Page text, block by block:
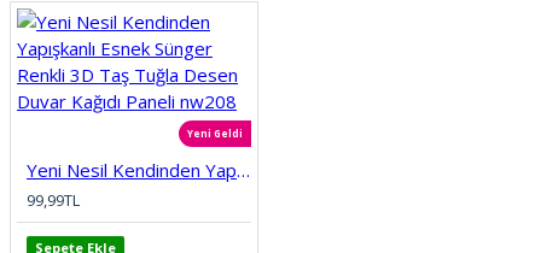
Yeni Geldi
Yeni Nesil Kendinden Yapışkanlı Esnek Sünger Renkli 3D Taş Tuğla Desen Duvar Kağıdı Paneli nw208
99,99TL
Sepete Ekle